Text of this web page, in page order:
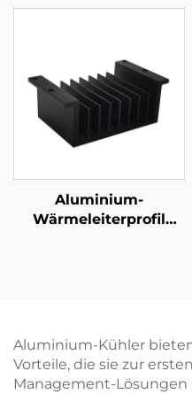
Blechmetall-Stanzteile
Aluminium-
Wärmeleiterprofil
Aluminium-Kühler
Vorteile, die sie zur
Management-Lösungen